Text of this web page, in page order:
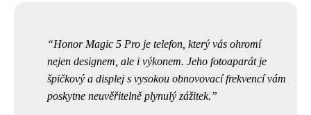
Honor Magic 5 Pro je telefon, který vás ohromí
nejen designem, ale i výkonem. Jeho fotoaparát je
špičkový a displej s vysokou obnovovací frekvencí vám
poskytne neuvěřitelně plynulý zážitek.